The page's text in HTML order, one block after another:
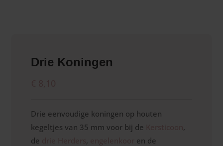
Drie Koningen
Drie eenvoudige koningen op houten
kegeltjes van 35 mm voor bij de
,
de
,
en de